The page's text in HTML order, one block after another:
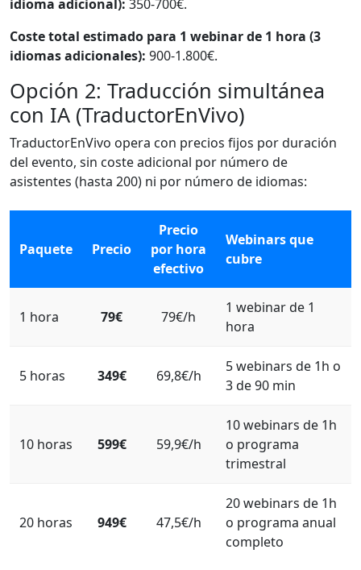
idioma adicional): 350-700€.
Coste total estimado para 1 webinar de 1 hora (3
idiomas adicionales): 900-1.800€.
Opción 2: Traducción simultánea
con IA (TraductorEnVivo)
TraductorEnVivo opera con precios fijos por duración
del evento, sin coste adicional por número de
asistentes (hasta 200) ni por número de idiomas:
Paquete Precio
Precio
por hora
efectivo
Webinars que
cubre
1 hora 79€ 79€/h
1 webinar de 1
hora
5 horas 349€ 69,8€/h
5 webinars de 1h o
3 de 90 min
10 horas 599€ 59,9€/h
10 webinars de 1h
o programa
trimestral
20 horas 949€ 47,5€/h
20 webinars de 1h
o programa anual
completo